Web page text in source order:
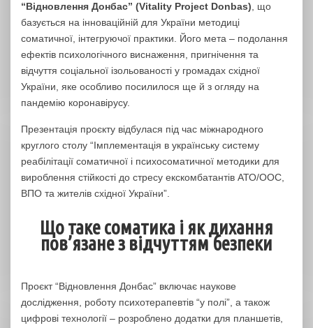
“Відновлення Донбас” (Vitality Project Donbas) , що
базується на інноваційній для України методиці
соматичної, інтегруючої практики. Його мета – подолання
ефектів психологічного виснаження, пригнічення та
відчуття соціальної ізольованості у громадах східної
України, яке особливо посилилося ще й з огляду на
пандемію коронавірусу.
Презентація проєкту відбулася під час міжнародного
круглого столу “Імплементація в українську систему
реабілітації соматичної і психосоматичної методики для
вироблення стійкості до стресу екскомбатантів АТО/ООС,
ВПО та жителів східної України”.
Що таке соматика і як дихання
пов’язане з відчуттям безпеки
Проєкт “Відновлення Донбас” включає наукове
дослідження, роботу психотерапевтів “у полі”, а також
цифрові технології – розроблено додатки для планшетів,